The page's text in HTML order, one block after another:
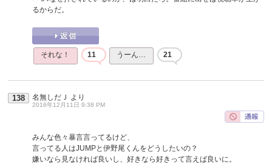
るからだ。
それな！ 11 うーん… 21
138 名無しだＪ より
2016年12月11日 9:38 PM
みんな色々暴言言ってるけど、
言ってる人はJUMPと伊野尾くんをどうしたいの？
嫌いなら見なければ良いし、好きなら好きって言えば良いに。